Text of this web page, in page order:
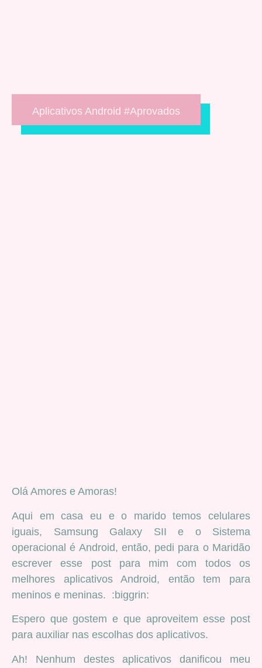
Aplicativos Android #Aprovados
Olá Amores e Amoras!
Aqui em casa eu e o marido temos celulares
iguais, Samsung Galaxy SII e o Sistema
operacional é Android, então, pedi para o Maridão
escrever esse post para mim com todos os
melhores aplicativos Android, então tem para
meninos e meninas. :biggrin:
Espero que gostem e que aproveitem esse post
para auxiliar nas escolhas dos aplicativos.
Ah! Nenhum destes aplicativos danificou meu